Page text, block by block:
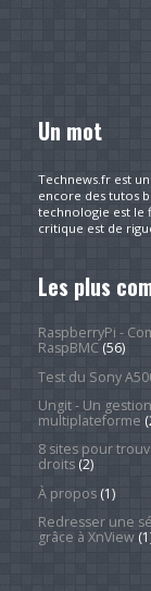
Un mot
Technews.fr est
encore des tutos
technologie est le
critique est de
Les plus
RaspberryPi -
RaspBMC(56)
Test du Sony
Ungit - Un
multiplateforme
8 sites pour
droits(2)
À propos(1)
Redresser une
grâce à XnView